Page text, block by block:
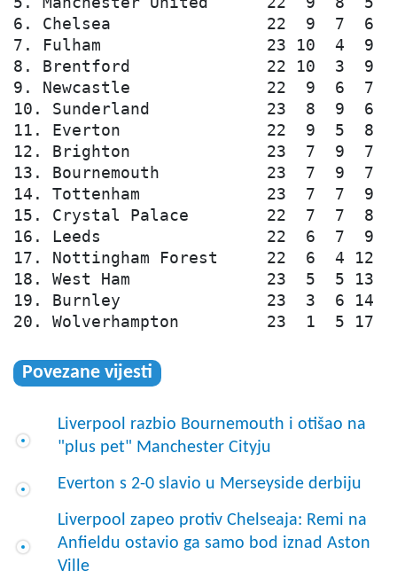
6. Chelsea                22  9  7  6
7. Fulham                 23 10  4  9
8. Brentford              22 10  3  9
9. Newcastle              22  9  6  7
10. Sunderland            23  8  9  6
11. Everton               22  9  5  8
12. Brighton              23  7  9  7
13. Bournemouth           23  7  9  7
14. Tottenham             23  7  7  9
15. Crystal Palace        22  7  7  8
16. Leeds                 22  6  7  9
17. Nottingham Forest     22  6  4 12
18. West Ham              23  5  5 13
19. Burnley               23  3  6 14
20. Wolverhampton         23  1  5 17
Povezane vijesti
Liverpool razbio Bournemouth i otišao na
"plus pet" Manchester Cityju
Everton s 2-0 slavio u Merseyside derbiju
Liverpool zapeo protiv Chelseaja: Remi na
Anfieldu ostavio ga samo bod iznad Aston
Ville